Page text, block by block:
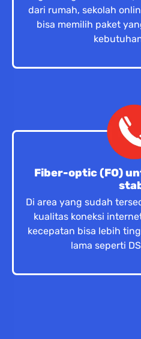
dari rumah, sekolah
bisa memilih paket
Fiber-optic (FO)
Di area yang sudah
kualitas koneksi
kecepatan bisa lebih
lama seperti